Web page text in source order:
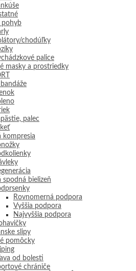
pohyb
chodúľky
palice
masky a prostriedky
palec
kompresia
spodná bielizeň
Rovnomerná podpora
Vyššia podpora
Najvyššia podpora
slipy
pomôcky
od bolesti
chrániče